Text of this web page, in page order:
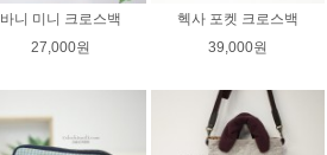
바니 미니 크로스백
27,000원
헥사 포켓 크로스백
39,000원